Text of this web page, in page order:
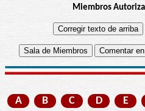
Miembros
A B C D E